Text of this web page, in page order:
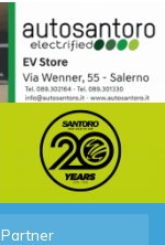
Partner